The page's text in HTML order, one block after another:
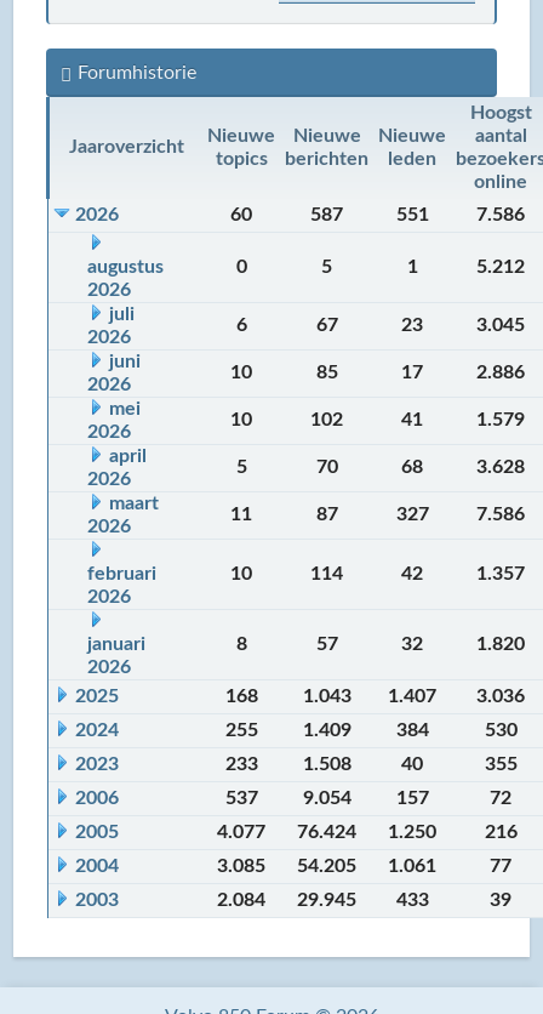
Forumhistorie
Jaaroverzicht
Nieuwe
topics
Nieuwe
berichten
Nieuwe
leden
Hoogst
aantal
online
2026
60 587 551 7.586
augustus
2026
0 5 1 5.212
juli
2026
6 67 23
3.045
juni
2026
10 85 17
2.886
mei
2026
10 102 41
1.579
april
2026
5 70 68
3.628
maart
2026
11 87 327 7.586
februari
2026
10 114 42 1.357
januari
2026
8 57 32 1.820
2025 168 1.043 1.407
3.036
2024
255 1.409 384
530
2023
233 1.508 40
355
2006
537 9.054 157
72
2005
4.077 76.424 1.250
216
2004
3.085 54.205 1.061
77
2003
2.084 29.945 433 39